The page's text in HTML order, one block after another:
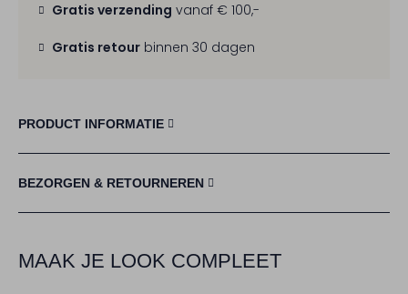
Gratis verzending vanaf € 100,-
Gratis retour binnen 30 dagen
PRODUCT INFORMATIE
BEZORGEN & RETOURNEREN
MAAK JE LOOK COMPLEET